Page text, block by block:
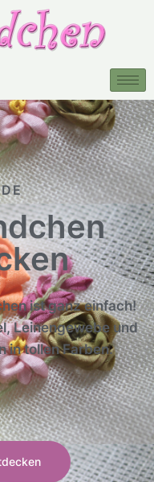
ist ganz einfach!
Leinengewebe und
in tollen Farben.